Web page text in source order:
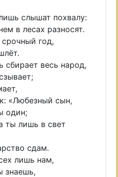
слышат похвалу:
в лесах разносят.
год,
сбирает весь народ,
«Любезный сын,
один;
ты лишь в свет
сдам.
лишь нам,
знаешь,